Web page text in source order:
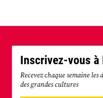
Inscrivez-vous à
Recevez chaque semaine
des grandes cultures